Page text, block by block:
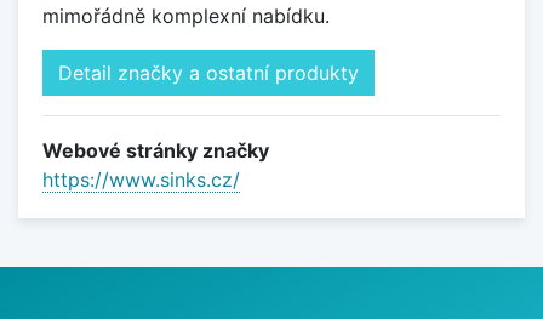
mimořádně komplexní nabídku.
Detail značky a ostatní produkty
Webové stránky značky
https://www.sinks.cz/